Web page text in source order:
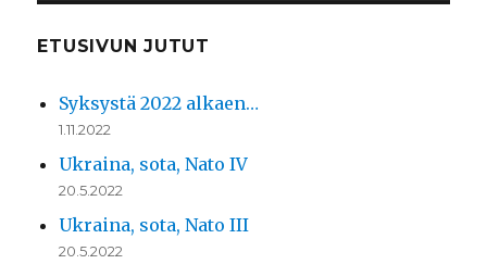
ETUSIVUN JUTUT
Syksystä 2022 alkaen…
1.11.2022
Ukraina, sota, Nato IV
20.5.2022
Ukraina, sota, Nato III
20.5.2022